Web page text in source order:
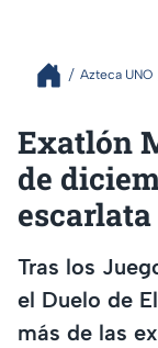
Azteca UNO
Exatlón
de
Tras los
el Duelo de
más de las